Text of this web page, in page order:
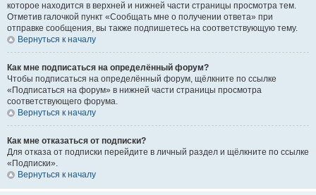
которое находится в верхней и нижней части страницы просмотра тем.
Отметив галочкой пункт «Сообщать мне о получении ответа» при
отправке сообщения, вы также подпишетесь на соответствующую тему.
Вернуться к началу
Как мне подписаться на определённый форум?
Чтобы подписаться на определённый форум, щёлкните по ссылке
«Подписаться на форум» в нижней части страницы просмотра
соответствующего форума.
Вернуться к началу
Как мне отказаться от подписки?
Для отказа от подписки перейдите в личный раздел и щёлкните по ссылке
«Подписки».
Вернуться к началу